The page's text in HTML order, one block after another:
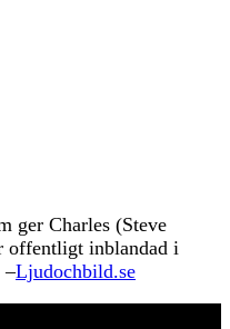
ger Charles (Steve
offentligt inblandad i
–Ljudochbild.se